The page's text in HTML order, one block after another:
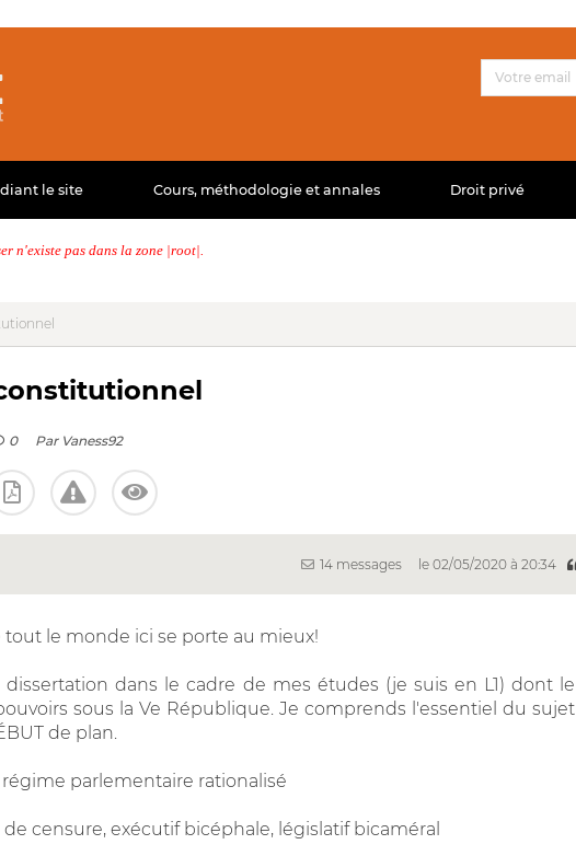
le site Cours, méthodologie et annales Droit privé
n'existe pas dans la zone |root|.
0 Par Vaness92
14 messages le 02/05/2020 à 20:34
tout le monde ici se porte au mieux!
dissertation dans le cadre de mes études (je suis en L1) dont le
sous la Ve République. Je comprends l'essentiel du sujet
de plan.
régime parlementaire rationalisé
censure, exécutif bicéphale, législatif bicaméral